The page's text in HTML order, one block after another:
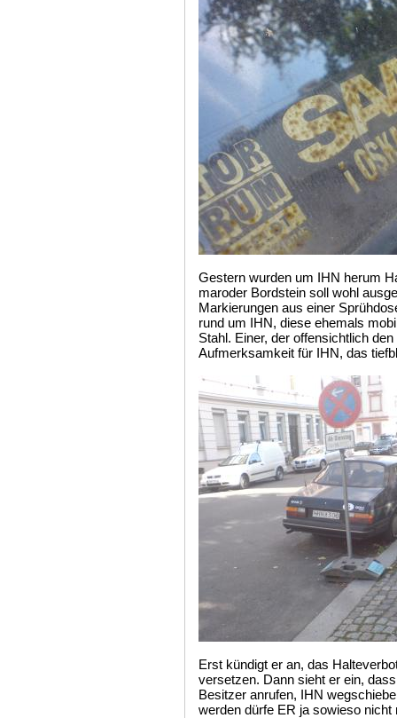
Gestern wurden um IHN herum
maroder Bordstein soll wohl
Markierungen aus einer
rund um IHN, diese ehemals
Stahl. Einer, der offensichtlich
Aufmerksamkeit für IHN, das
Erst kündigt er an, das
versetzen. Dann sieht er ein,
Besitzer anrufen, IHN
werden dürfe ER ja sowieso nicht